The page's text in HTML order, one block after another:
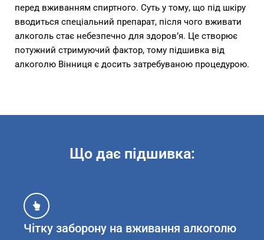
перед вживанням спиртного. Суть у тому, що під шкіру
вводиться спеціальний препарат, після чого вживати
алкоголь стає небезпечно для здоров’я. Це створює
потужний стримуючий фактор, тому підшивка від
алкоголю Вінниця є досить затребуваною процедурою.
Що дає підшивка:
Чітку заборону на вживання алкоголю